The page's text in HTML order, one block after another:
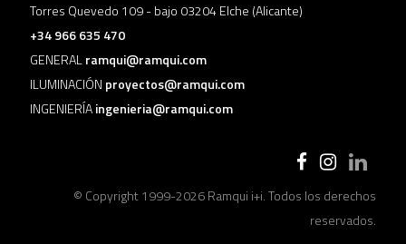
Torres Quevedo 109 - bajo 03204 Elche (Alicante)
+34 966 635 470
GENERALramqui@ramqui.com
ILUMINACIÓN proyectos@ramqui.com
INGENIERÍAingenieria@ramqui.com
© Copyright 1999-2026 Ramqui i+i. Todos los derechos
reservados.